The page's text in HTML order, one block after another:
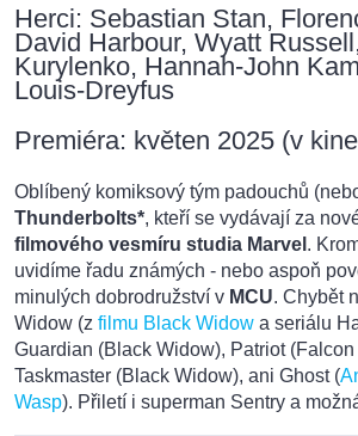
Herci: Sebastian Stan,
David Harbour, Wyatt
Kurylenko, Hannah-John
Louis-Dreyfus
Premiéra: květen 2025 (v
Oblíbený komiksový tým padouchů
Thunderbolts*, kteří se vydávají za
filmového vesmíru studia Marvel .
uvidíme řadu známých - nebo aspoň
minulých dobrodružství v MCU. Chybět
Widow (z filmu Black Widow a seriálu
Guardian (Black Widow), Patriot
Taskmaster (Black Widow), ani Ghost (
Wasp). Přiletí i superman Sentry a